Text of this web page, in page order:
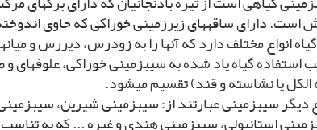
است. داراى ساقه‏هاى زیرزمینى خوراکى که حاوى
انواع مختلف دارد که آنها را به زودرس، دیررس و
گیاه یاد شده به سیب‏زمینى خوراکى، علوفه‏اى
الکل یا نشاسته و قند) تقسیم مى‏شود.
دیگر سیب‏زمینى عبارتند از: سیب‏زمینى شیرین،
استانبولى، سیب‏زمینى هندى و غیره ... که به تناسب